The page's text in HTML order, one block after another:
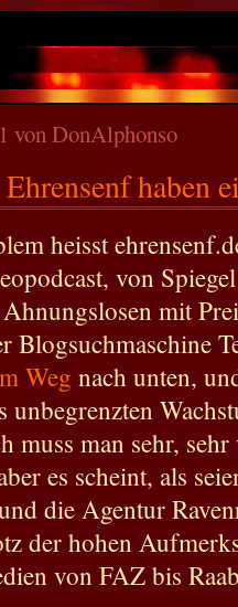
von DonAlphonso
haben
heisst
von
mit
Blogsuchmaschine
Weg nach unten,
unbegrenzten
muss man sehr,
es scheint, als
die Agentur
der hohen
von FAZ bis